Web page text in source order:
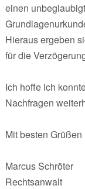
einen
Hieraus ergeben
für die
Ich hoffe ich
Nachfragen
Mit besten Grüßen
Marcus Schröter
Rechtsanwalt